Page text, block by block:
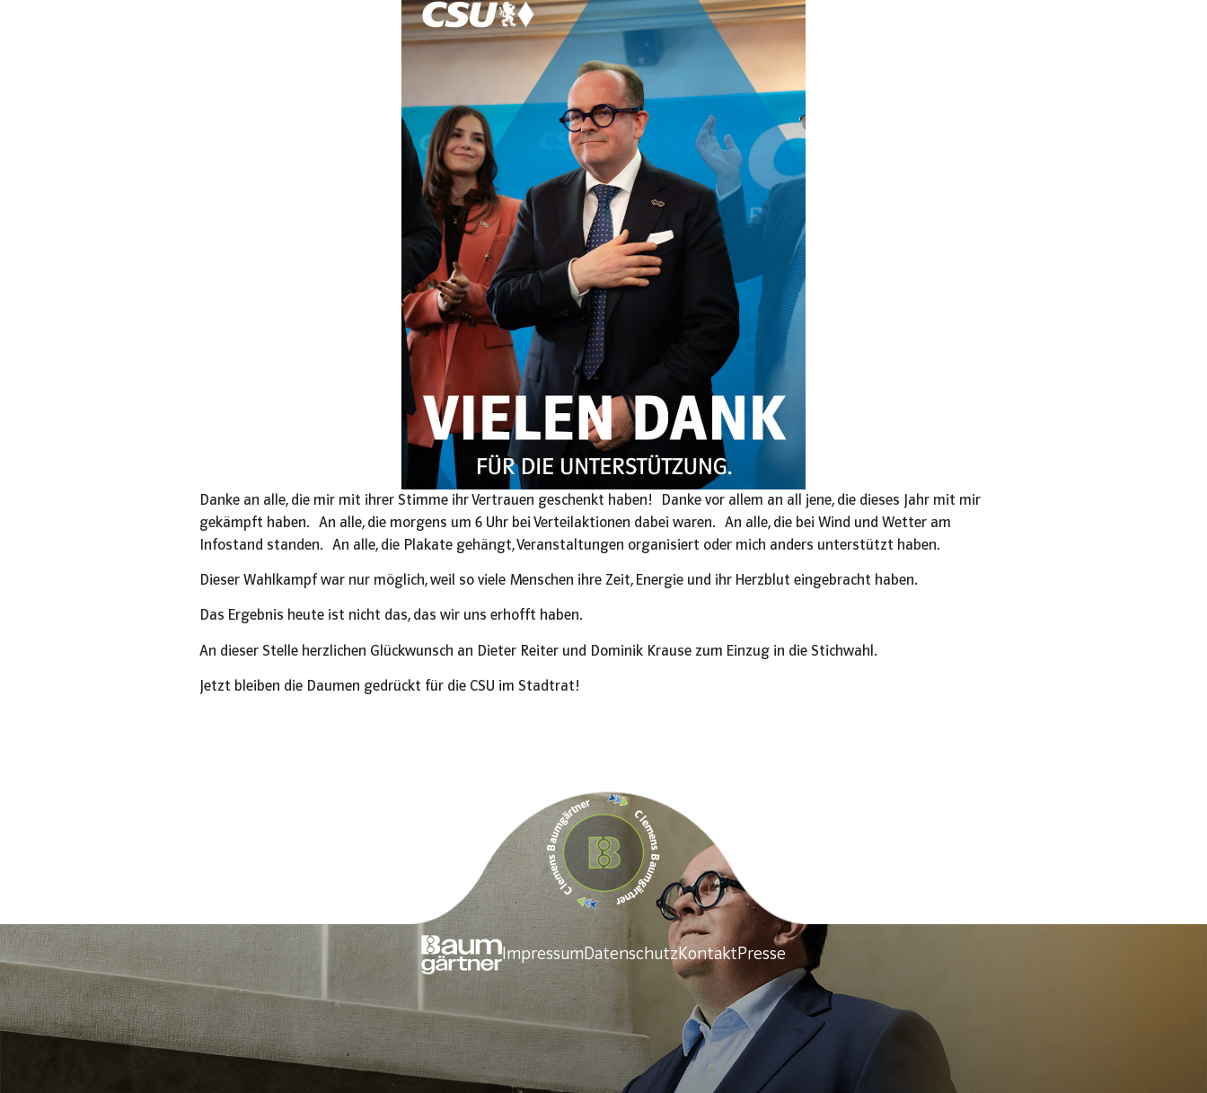
Danke an alle, die mir mit ihrer Stimme ihr Vertrauen geschenkt haben!
Danke vor allem an all jene, die dieses Jahr mit mir
gekämpft haben.
An alle, die morgens um 6 Uhr bei Verteilaktionen dabei waren.
An alle, die bei Wind und Wetter am
Infostand standen.
An alle, die Plakate gehängt, Veranstaltungen organisiert oder mich anders unterstützt haben.
Dieser Wahlkampf war nur möglich, weil so viele Menschen ihre Zeit, Energie und ihr Herzblut eingebracht haben.
Das Ergebnis heute ist nicht das, das wir uns erhofft haben.
An dieser Stelle herzlichen Glückwunsch an Dieter Reiter und Dominik Krause zum Einzug in die Stichwahl.
Jetzt bleiben die Daumen gedrückt für die CSU im Stadtrat!
Impressum Datenschutz Kontakt Presse